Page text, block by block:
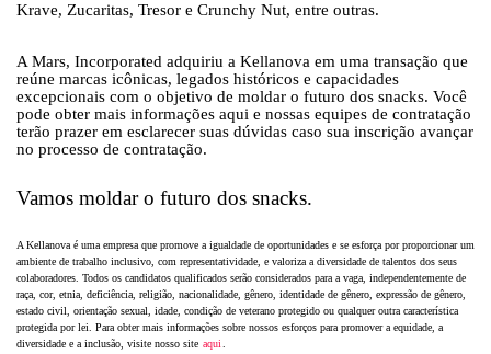
Krave, Zucaritas, Tresor e Crunchy Nut, entre outras.
A Mars, Incorporated adquiriu a Kellanova em uma transação que
reúne marcas icônicas, legados históricos e capacidades
excepcionais com o objetivo de moldar o futuro dos snacks. Você
pode obter mais informações aqui e nossas equipes de contratação
terão prazer em esclarecer suas dúvidas caso sua inscrição avançar
no processo de contratação.
Vamos moldar o futuro dos snacks.
A Kellanova é uma empresa que promove a igualdade de oportunidades e se esforça por proporcionar um
ambiente de trabalho inclusivo, com representatividade, e valoriza a diversidade de talentos dos seus
colaboradores. Todos os candidatos qualificados serão considerados para a vaga, independentemente de
raça, cor, etnia, deficiência, religião, nacionalidade, gênero, identidade de gênero, expressão de gênero,
estado civil, orientação sexual, idade, condição de veterano protegido ou qualquer outra característica
protegida por lei. Para obter mais informações sobre nossos esforços para promover a equidade, a
diversidade e a inclusão, visite nosso site aqui.